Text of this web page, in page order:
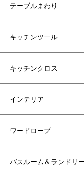
テーブルまわり
キッチンツール
キッチンクロス
インテリア
ワードローブ
バスルーム＆ランドリー